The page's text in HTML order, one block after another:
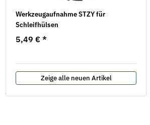
Werkzeugaufnahme STZY für
Schleifhülsen
5,49 € *
Zeige alle neuen Artikel